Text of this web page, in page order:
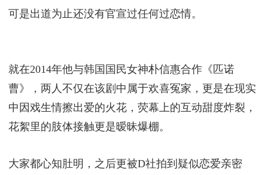
可是出道为止还没有官宣过任何过恋情。
就在2014年他与韩国国民女神朴信惠合作《匹诺
曹》，两人不仅在该剧中属于欢喜冤家，更是在现实
中因戏生情擦出爱的火花，荧幕上的互动甜度炸裂，
花絮里的肢体接触更是暧昧爆棚。
大家都心知肚明，之后更被D社拍到疑似恋爱亲密